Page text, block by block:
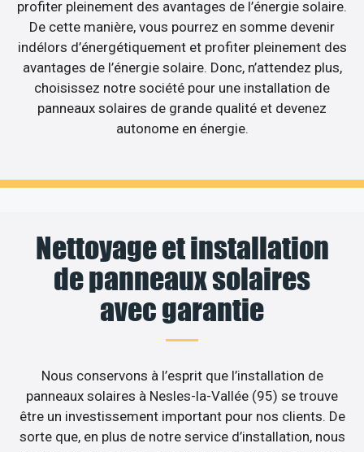
profiter pleinement des avantages de l’énergie solaire.
De cette manière, vous pourrez en somme devenir
indélors d’énergétiquement et profiter pleinement des
avantages de l’énergie solaire. Donc, n’attendez plus,
choisissez notre société pour une installation de
panneaux solaires de grande qualité et devenez
autonome en énergie.
Nettoyage et installation
de panneaux solaires
avec garantie
Nous conservons à l’esprit que l’installation de
panneaux solaires à Nesles-la-Vallée (95) se trouve
être un investissement important pour nos clients. De
sorte que, en plus de notre service d’installation, nous